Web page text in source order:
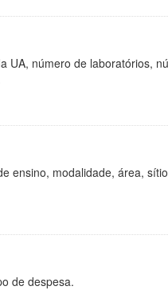
UA, número de laboratórios,
ensino, modalidade, área,
de despesa.